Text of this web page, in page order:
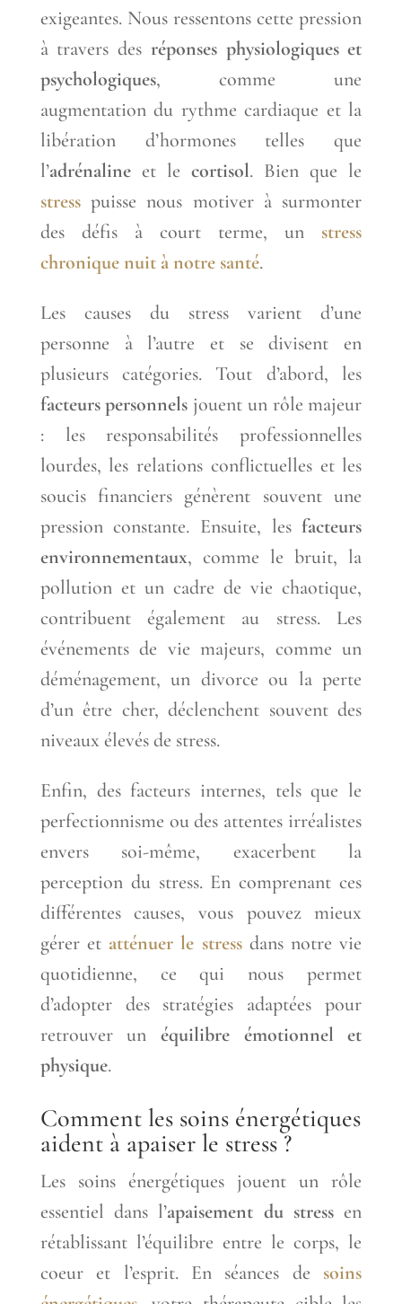
exigeantes. Nous ressentons cette pression
à travers des réponses physiologiques et
psychologiques, comme une
augmentation du rythme cardiaque et la
libération d’hormones telles que
l’adrénalineet le cortisol. Bien que le
stresspuisse nous motiver à surmonter
des défis à court terme, un stress
chronique nuit à notre santé.
Les causes du stress varient d’une
personne à l’autre et se divisent en
plusieurs catégories. Tout d’abord, les
facteurs personnels jouent un rôle majeur
: les responsabilités professionnelles
lourdes, les relations conflictuelles et les
soucis financiers génèrent souvent une
pression constante. Ensuite, les facteurs
environnementaux, comme le bruit, la
pollution et un cadre de vie chaotique,
contribuent également au stress. Les
événements de vie majeurs, comme un
déménagement, un divorce ou la perte
d’un être cher, déclenchent souvent des
niveaux élevés de stress.
Enfin, des facteurs internes, tels que le
perfectionnisme ou des attentes irréalistes
envers soi-même, exacerbent la
perception du stress. En comprenant ces
différentes causes, vous pouvez mieux
gérer et atténuer le stressdans notre vie
quotidienne, ce qui nous permet
d’adopter des stratégies adaptées pour
retrouver un équilibre émotionnel et
physique.
Comment les soins énergétiques
aident à apaiser le stress ?
Les soins énergétiques jouent un rôle
essentiel dans l’apaisement du stressen
rétablissant l’équilibre entre le corps, le
coeur et l’esprit. En séances de soins